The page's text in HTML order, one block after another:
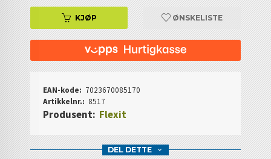
KJØP ØNSKELISTE
EAN-kode: 7023670085170
Artikkelnr.: 8517
Produsent: Flexit
DEL DETTE